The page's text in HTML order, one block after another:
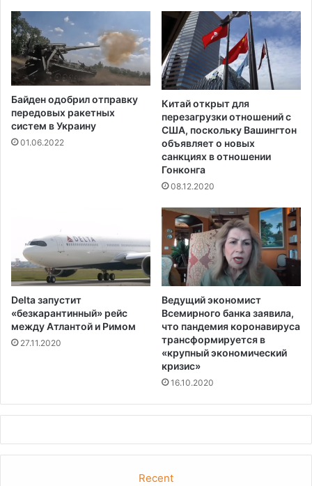
р
а
п
о
с
н
о
у
б
о
Байден одобрил отправку
передовых ракетных
систем в Украину
01.06.2022
Китай открыт для
перезагрузки отношений с
США, поскольку Вашингтон
объявляет о новых
санкциях в отношении
Гонконга
08.12.2020
Delta запустит
«безкарантинный» рейс
между Атлантой и Римом
27.11.2020
Ведущий экономист
Всемирного банка заявила,
что пандемия коронавируса
трансформируется в
«крупный экономический
кризис»
16.10.2020
Recent